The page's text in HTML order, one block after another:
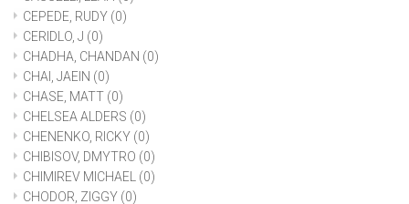
CEPEDE, RUDY (0)
CERIDLO, J (0)
CHADHA, CHANDAN (0)
CHAI, JAEIN (0)
CHASE, MATT (0)
CHELSEA ALDERS (0)
CHENENKO, RICKY (0)
CHIBISOV, DMYTRO (0)
CHIMIREV MICHAEL (0)
CHODOR, ZIGGY (0)